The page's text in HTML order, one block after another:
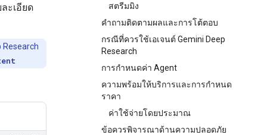
สตรีมมิง
คำถามติดตามผลและการโต้ตอบ
กรณีที่ควรใช้เอเจนต์ Gemini Deep
Research
การกำหนดค่า Agent
ความพร้อมให้บริการและการกำหนด
ราคา
ค่าใช้จ่ายโดยประมาณ
ข้อควรพิจารณาด้านความปลอดภัย
ะเอียด
Research